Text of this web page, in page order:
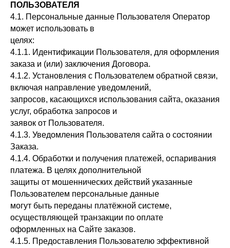
ПОЛЬЗОВАТЕЛЯ
4.1. Персональные данные Пользователя Оператор
может использовать в
целях:
4.1.1. Идентификации Пользователя, для оформления
заказа и (или) заключения Договора.
4.1.2. Установления с Пользователем обратной связи,
включая направление уведомлений,
запросов, касающихся использования сайта, оказания
услуг, обработка запросов и
заявок от Пользователя.
4.1.3. Уведомления Пользователя сайта о состоянии
Заказа.
4.1.4. Обработки и получения платежей, оспаривания
платежа. В целях дополнительной
защиты от мошеннических действий указанные
Пользователем персональные данные
могут быть переданы платёжной системе,
осуществляющей транзакции по оплате
оформленных на Сайте заказов.
4.1.5. Предоставления Пользователю эффективной